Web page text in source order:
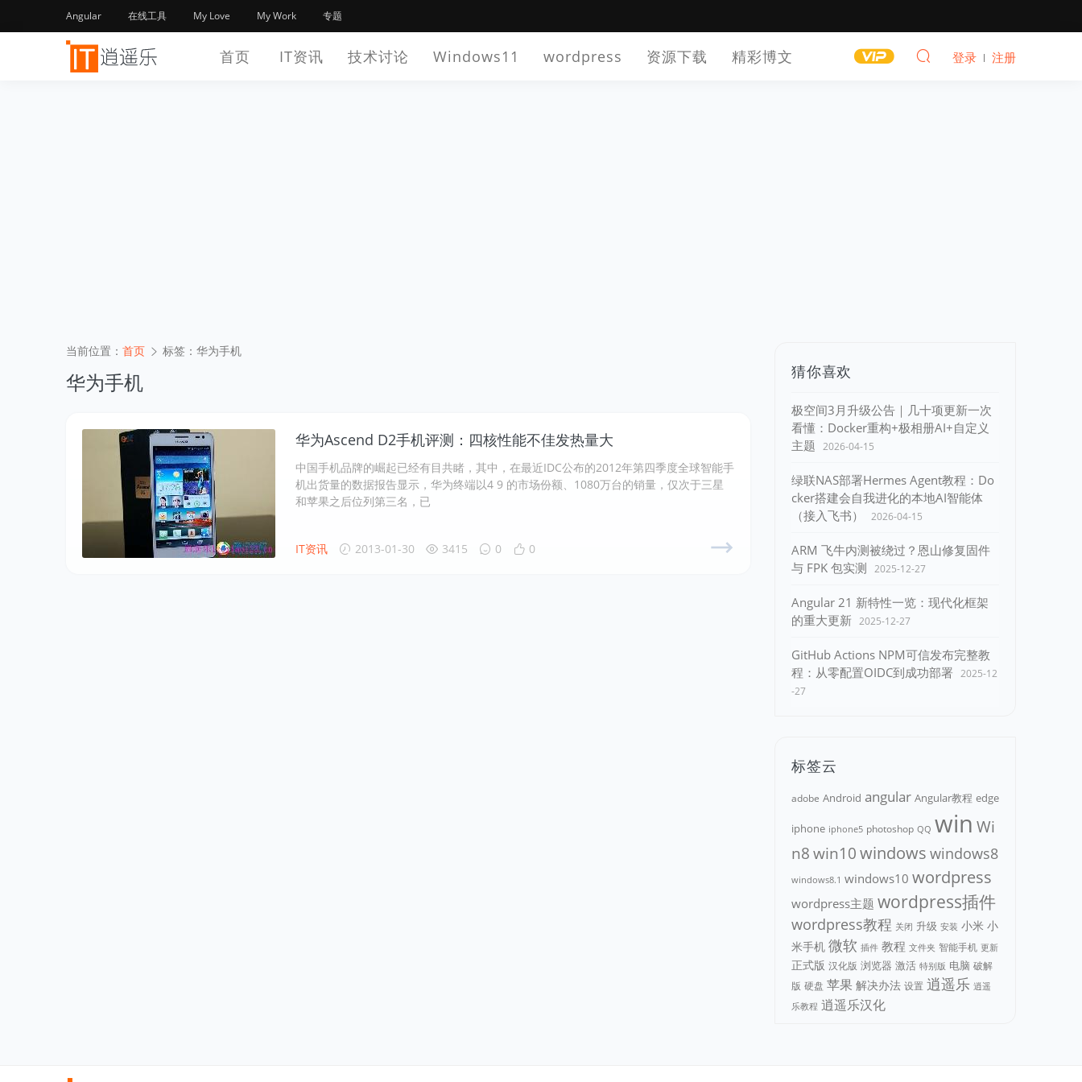
Angular 在线工具 My Love My Work 专题
首页 IT资讯 技术讨论 Windows11 wordpress 资源下载 精彩博文 登录 注册
当前位置： 首页 标签：华为手机
华为手机
华为Ascend D2手机评测：四核性能不佳发热量大
中国手机品牌的崛起已经有目共睹，其中，在最近IDC公布的2012年第四季度全球智能手
机出货量的数据报告显示，华为终端以4 9 的市场份额、1080万台的销量，仅次于三星
和苹果之后位列第三名，已
IT资讯 2013-01-30 3415 0 0
猜你喜欢
极空间3月升级公告｜几十项更新一次
看懂：Docker重构+极相册AI+自定义
主题 2026-04-15
绿联NAS部署Hermes Agent教程：Do
cker搭建会自我进化的本地AI智能体
（接入飞书）
2026-04-15
ARM 飞牛内测被绕过？恩山修复固件
与 FPK 包实测 2025-12-27
Angular 21 新特性一览：现代化框架
的重大更新 2025-12-27
GitHub Actions NPM可信发布完整教
程：从零配置OIDC到成功部署 2025-12
-27
标签云
adobe Android angular Angular教程 edge
iphone iphone5 photoshop QQ win Wi
n8win10windows windows8
windows8.1 windows10 wordpress
wordpress主题 wordpress插件
wordpress教程 关闭 升级 安装 小米 小
米手机 微软 插件 教程 文件夹 智能手机 更新
正式版 汉化版 浏览器 激活 特别版 电脑 破解
版 硬盘 苹果 解决办法 设置 逍遥乐 逍遥
乐教程 逍遥乐汉化